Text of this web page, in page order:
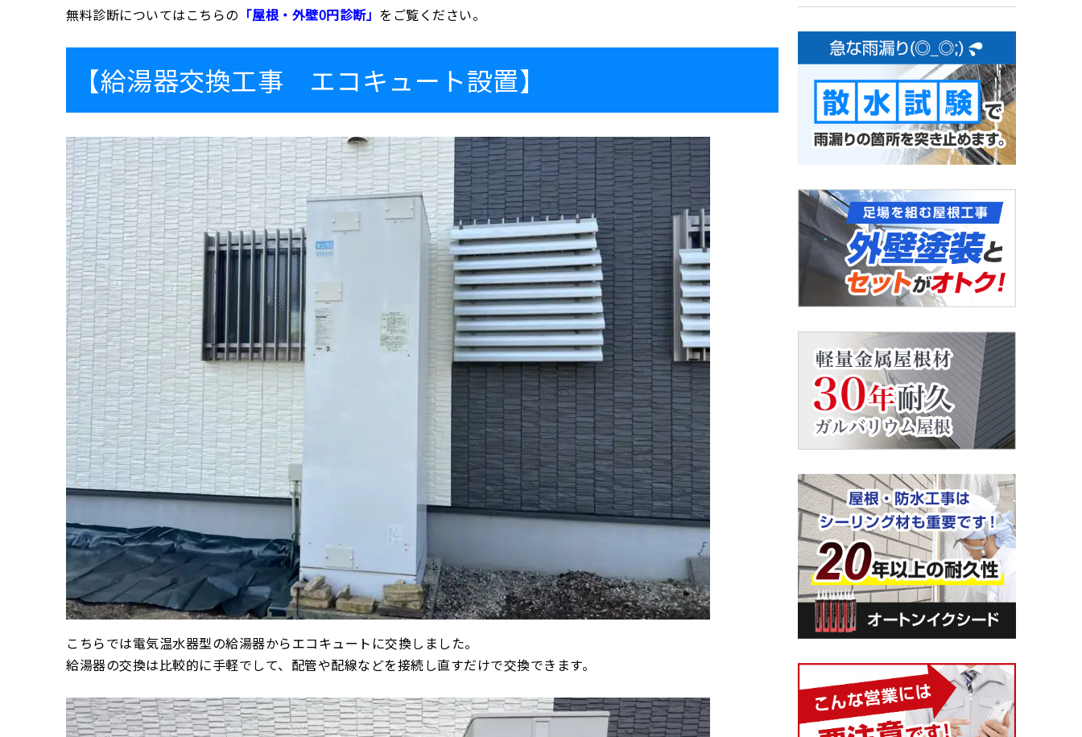
無料診断についてはこちらの 「屋根・外壁0円診断」 をご覧ください。
【給湯器交換工事 エコキュート設置】
こちらでは電気温水器型の給湯器からエコキュートに交換しました。
給湯器の交換は比較的に手軽でして、配管や配線などを接続し直すだけで交換できます。